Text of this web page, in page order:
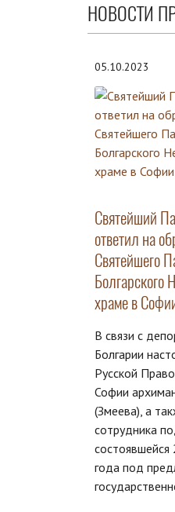
НОВОСТИ
05.10.2023
Святейший
ответил на
Святейшего
Болгарского
храме в
В связи с
Болгарии
Русской
Софии
(Змеева), а
сотрудника
состоявшейся
года под